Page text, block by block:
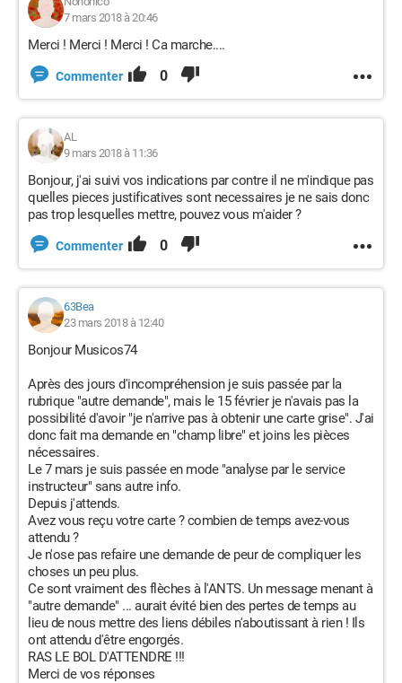
7 mars 2018 à 20:46
Merci ! Merci ! Merci ! Ca marche....
Commenter 0
AL
9 mars 2018 à 11:36
Bonjour, j'ai suivi vos indications par contre il ne m'indique pas
quelles pieces justificatives sont necessaires je ne sais donc
pas trop lesquelles mettre, pouvez vous m'aider ?
Commenter 0
63Bea
23 mars 2018 à 12:40
Bonjour Musicos74
Après des jours d'incompréhension je suis passée par la
rubrique "autre demande", mais le 15 février je n'avais pas la
possibilité d'avoir "je n'arrive pas à obtenir une carte grise". J'ai
donc fait ma demande en "champ libre" et joins les pièces
nécessaires.
Le 7 mars je suis passée en mode "analyse par le service
instructeur" sans autre info.
Depuis j'attends.
Avez vous reçu votre carte ? combien de temps avez-vous
attendu ?
Je n'ose pas refaire une demande de peur de compliquer les
choses un peu plus.
Ce sont vraiment des flèches à l'ANTS. Un message menant à
"autre demande" ... aurait évité bien des pertes de temps au
lieu de nous mettre des liens débiles n'aboutissant à rien ! Ils
ont attendu d'être engorgés.
RAS LE BOL D'ATTENDRE !!!
Merci de vos réponses